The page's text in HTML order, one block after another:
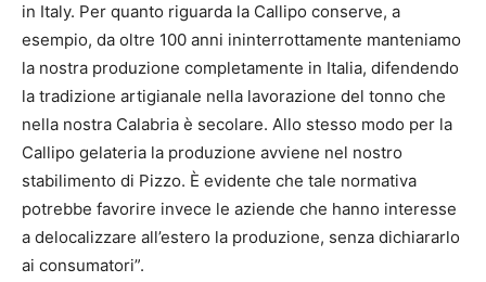
in Italy. Per quanto riguarda la Callipo conserve, a
esempio, da oltre 100 anni ininterrottamente manteniamo
la nostra produzione completamente in Italia, difendendo
la tradizione artigianale nella lavorazione del tonno che
nella nostra Calabria è secolare. Allo stesso modo per la
Callipo gelateria la produzione avviene nel nostro
stabilimento di Pizzo. È evidente che tale normativa
potrebbe favorire invece le aziende che hanno interesse
a delocalizzare all’estero la produzione, senza dichiararlo
ai consumatori”.